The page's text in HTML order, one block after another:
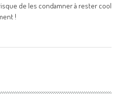
de les condamner à rester cool
!